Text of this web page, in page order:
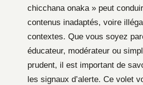
chicchana onaka » peut
contenus inadaptés, voire
contextes. Que vous soyez
éducateur, modérateur ou
prudent, il est important de
les signaux d’alerte. Ce volet